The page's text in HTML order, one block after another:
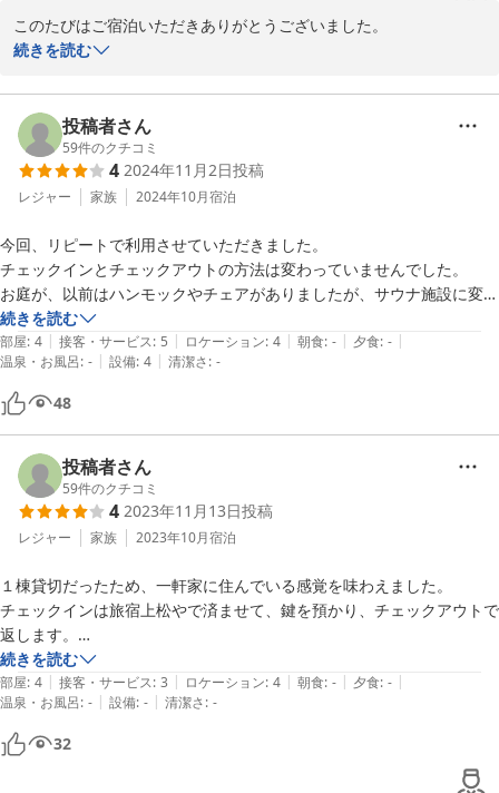
このたびはご宿泊いただきありがとうございました。
上松やの温泉も気に入っていただけて嬉しいです！
たぜひ遊びお越しくださいませ。
2025-10-30
続きを読む
投稿者さん
59件のクチコミ
4 2024年11月2日投稿
レジャー 家族 2024年10月宿泊
今回、リピートで利用させていただきました。
チェックインとチェックアウトの方法は変わっていませんでした。
お庭が、以前はハンモックやチェアがありましたが、サウナ施設に変わ
っていました。
チェックイン前に到着しましたが、チェックイン前後にカフェを利用で
きるので便利です。
上松やの温泉は、とても泉質が良く、今回もゆっくり入れて大満足でし
た。
チェックアウト後も、カフェでゆっくりさせていただきました。
別所温泉は良いところなので、また機会があったら利用させていただこ
続きを読む
部屋: 4 | 接客・サービス: 5 | ロケーション: 4 | 朝食: - | 夕食: - |
温泉・お風呂: - | 設備: 4 | 清潔さ: -
48
投稿者さん
59件のクチコミ
4 2023年11月13日投稿
レジャー 家族 2023年10月宿泊
１棟貸切だったため、一軒家に住んでいる感覚を味わえました。
チェックインは旅宿上松やで済ませて、鍵を預かり、チェックアウトで
返します。
アメニティーは一切ありませんが、自分で普段使っているものを用意し
てくれば問題ありません。
上松やの温泉に何回でも入れるので、時間で入れ替え制の温泉は大満足
でした。
別所温泉周囲の散策には便利な場所なので、また機会があったら利用さ
続きを読む
部屋: 4 | 接客・サービス: 3 | ロケーション: 4 | 朝食: - | 夕食: - |
温泉・お風呂: - | 設備: - | 清潔さ: -
32